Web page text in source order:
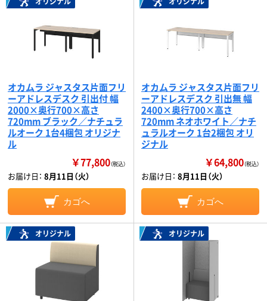
オカムラ ジャスタス片面フリ
ーアドレスデスク 引出付 幅
2000×奥行700×高さ
720mm ブラック／ナチュラ
ルオーク 1台4梱包 オリジナ
ル
￥77,800（税込）
お届け日： 8月11日（火）
カゴへ
オカムラ ジャスタス片面フリ
ーアドレスデスク 引出無 幅
2400×奥行700×高さ
720mm ネオホワイト／ナチ
ュラルオーク 1台2梱包 オリ
ジナル
￥64,800（税込）
お届け日： 8月11日（火）
カゴへ
オリジナル オリジナル